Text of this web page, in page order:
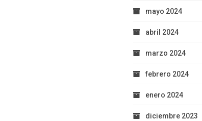
mayo 2024
abril 2024
marzo 2024
febrero 2024
enero 2024
diciembre 2023